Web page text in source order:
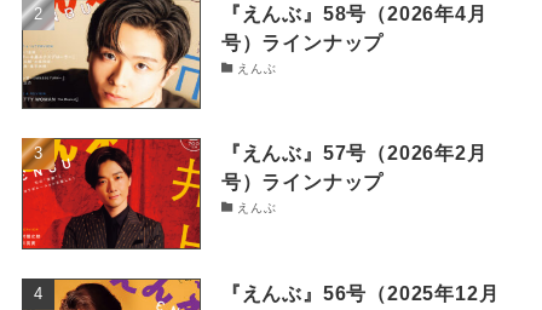
『えんぶ』58号（2026年4月
号）ラインナップ
えんぶ
『えんぶ』57号（2026年2月
号）ラインナップ
えんぶ
『えんぶ』56号（2025年12月